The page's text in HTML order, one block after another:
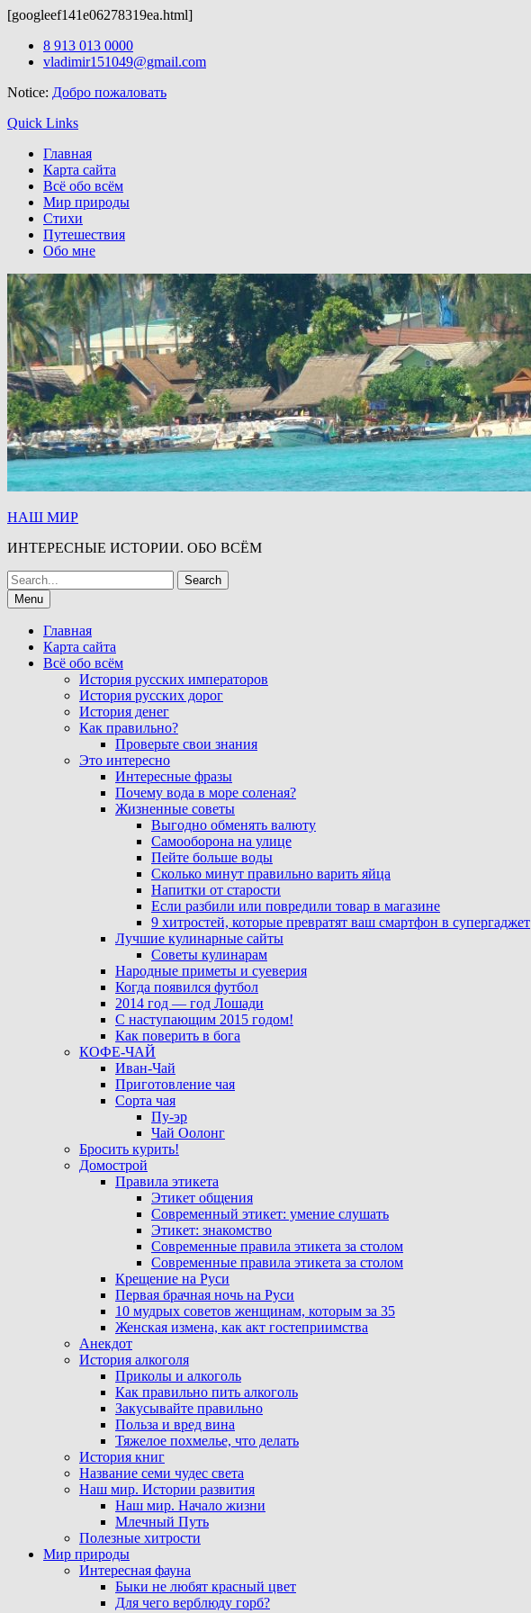
[googleef141e06278319ea.html]
Skip
8 913 013 0000
vladimir151049@gmail.com
Notice: Добро пожаловать
Quick Links
Главная
Карта сайта
Всё обо всём
Мир природы
Стихи
Путешествия
Обо мне
НАШ МИР
ИНТЕРЕСНЫЕ ИСТОРИИ. ОБО ВСЁМ
Search
for:Menu
Главная
Карта сайта
Всё обо всём
История русских императоров
История русских дорог
История денег
Как правильно?
Проверьте свои знания
Это интересно
Интересные фразы
Почему вода в море соленая?
Жизненные советы
Выгодно обменять валюту
Самооборона на улице
Пейте больше воды
Сколько минут правильно варить яйца
Напитки от старости
Если разбили или повредили товар в магазине
9 хитростей, которые превратят ваш смартфон в супергаджет
Лучшие кулинарные сайты
Советы кулинарам
Народные приметы и суеверия
Когда появился футбол
2014 год — год Лошади
С наступающим 2015 годом!
Как поверить в бога
КОФЕ-ЧАЙ
Иван-Чай
Приготовление чая
Сорта чая
Пу-эр
Чай Оолонг
Бросить курить!
Домострой
Правила этикета
Этикет общения
Современный этикет: умение слушать
Этикет: знакомство
Современные правила этикета за столом
Современные правила этикета за столом
Крещение на Руси
Первая брачная ночь на Руси
10 мудрых советов женщинам, которым за 35
Женская измена, как акт гостеприимства
Анекдот
История алкоголя
Приколы и алкоголь
Как правильно пить алкоголь
Закусывайте правильно
Польза и вред вина
Тяжелое похмелье, что делать
История книг
Название семи чудес света
Наш мир. Истории развития
Наш мир. Начало жизни
Млечный Путь
Полезные хитрости
Мир природы
Интересная фауна
Быки не любят красный цвет
Для чего верблюду горб?